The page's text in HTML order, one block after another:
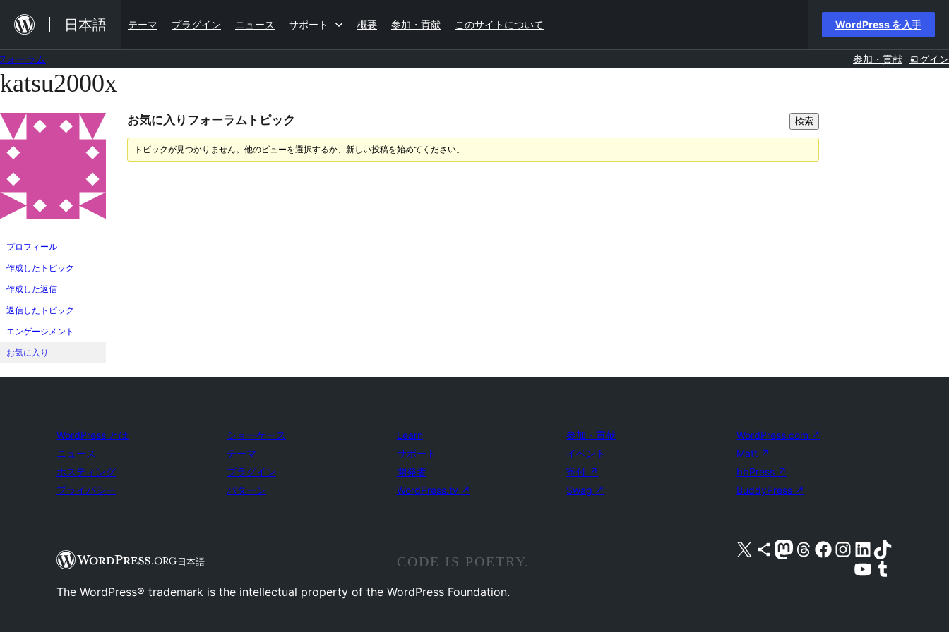
を
ス
キ
ッ
プ
日本語 テーマ プラグイン ニュース サポート 概要 参加・貢献 このサイトについて WordPress を入手
ォーラム 参加・貢献 ログイン
コ
テ
ン
へ
ッ
プ
katsu2000x
プロフィール
作成したトピック
作成した返信
返信したトピック
エンゲージメント
お気に入り
お気に入りフォーラムトピック
トピックが見つかりません。他のビューを選択するか、新しい投稿を始めてください。
WordPress とは
ニュース
ホスティング
プライバシー
ショーケース
テーマ
プラグイン
パターン
Learn
サポート
開発者
WordPress.tv ↗
参加・貢献
イベント
寄付 ↗
Swag ↗
WordPress.com ↗
Matt ↗
bbPress ↗
BuddyPress ↗
日本語
X (旧 Twitter) アカウントへ Bluesky アカウントへ Mastodon アカウントへ Threads アカウントへ Facebook ページへ Instagram アカウントへ LinkedIn アカウントへTikTok アカウントへ
YouTube チャンネルへ Tumblr アカウントへ
CODE IS POETRY.
The WordPress® trademark is the intellectual property of the WordPress Foundation.